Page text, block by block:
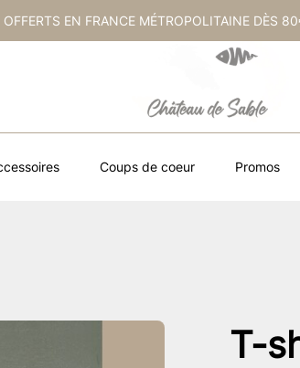
OFFERTS EN FRANCE MÉTROPOLITAINE DÈS
Coups de coeur Promos
T-